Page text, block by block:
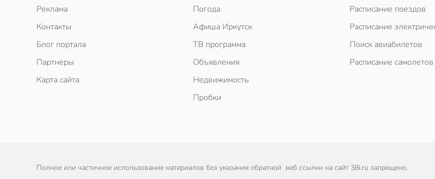
Реклама
Контакты
Блог портала
Партнеры
Карта сайта
Погода
Афиша Иркутск
ТВ программа
Объявления
Недвижимость
Пробки
Расписание поездов
Расписание
Поиск авиабилетов
Расписание самолетов
Полное или частичное использование материалов без указания обратной веб ссылки на сайт 38i.ru запрещено.